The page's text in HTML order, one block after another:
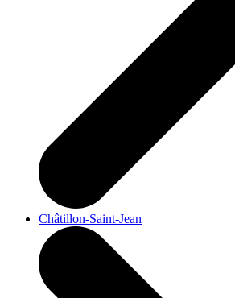
Châtillon-Saint-Jean